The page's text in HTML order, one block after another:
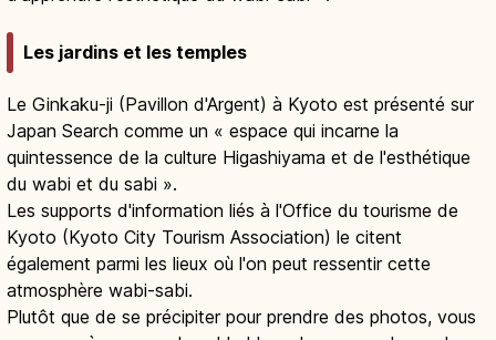
Les jardins et les temples
Le Ginkaku-ji (Pavillon d'Argent) à Kyoto est présenté sur
Japan Search comme un « espace qui incarne la
quintessence de la culture Higashiyama et de l'esthétique
du wabi et du sabi ».
Les supports d'information liés à l'Office du tourisme de
Kyoto (Kyoto City Tourism Association) le citent
également parmi les lieux où l'on peut ressentir cette
atmosphère wabi-sabi.
Plutôt que de se précipiter pour prendre des photos, vous